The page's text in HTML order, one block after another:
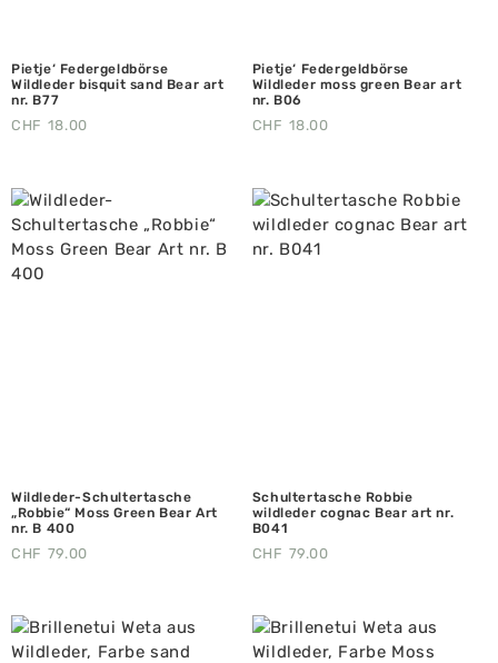
Pietje‘ Federgeldbörse
Wildleder bisquit sand Bear art
nr. B77
CHF 18.00
Pietje‘ Federgeldbörse
Wildleder moss green Bear art
nr. B06
CHF 18.00
Wildleder-Schultertasche
„Robbie“ Moss Green Bear Art
nr. B 400
CHF 79.00
Schultertasche Robbie
wildleder cognac Bear art nr.
B041
CHF 79.00